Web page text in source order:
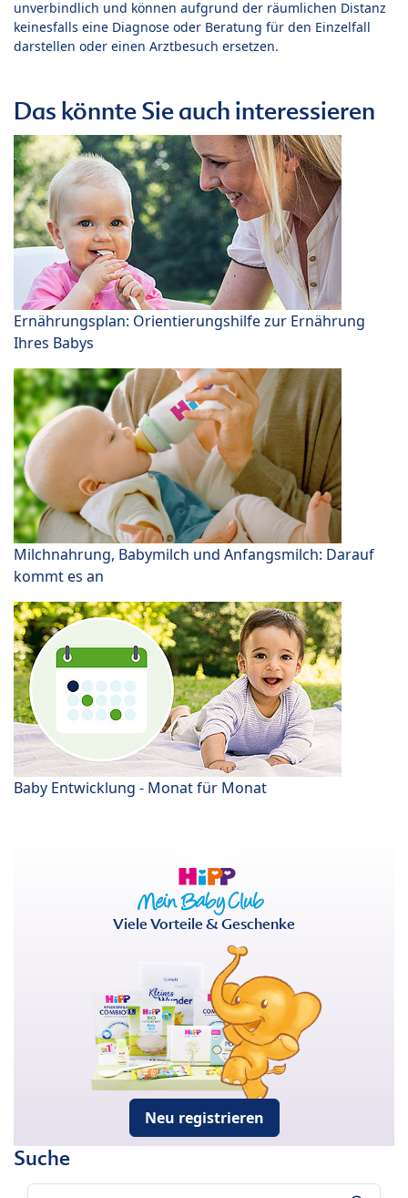
unverbindlich und können aufgrund der räumlichen Distanz
keinesfalls eine Diagnose oder Beratung für den Einzelfall
darstellen oder einen Arztbesuch ersetzen.
Das könnte Sie auch interessieren
Ernährungsplan: Orientierungshilfe zur Ernährung
Ihres Babys
Milchnahrung, Babymilch und Anfangsmilch: Darauf
kommt es an
Baby Entwicklung - Monat für Monat
Viele Vorteile & Geschenke
Neu registrieren
Suche